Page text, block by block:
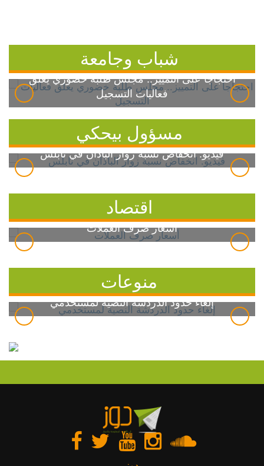
شباب وجامعة
احتجاجاً على التمييز.. مجلس طلبة خضوري يعلق
فعاليات التسجيل
مسؤول بيحكي
فيديو: انخفاض نسبة زوار الباذان في نابلس
اقتصاد
أسعار صرف العملات
منوعات
إلغاء حدود الدردشة النصية لمستخدمي